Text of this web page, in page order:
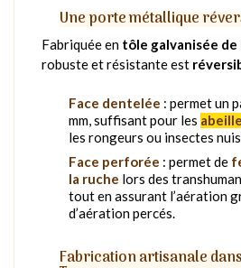
Une porte métallique
Fabriquée en tôle galvanisée de
robuste et résistante est
Face dentelée : permet un
mm, suffisant pour les
les rongeurs ou insectes
Face perforée : permet de
la ruche lors des
tout en assurant l’aération
d’aération percés.
Fabrication artisanale